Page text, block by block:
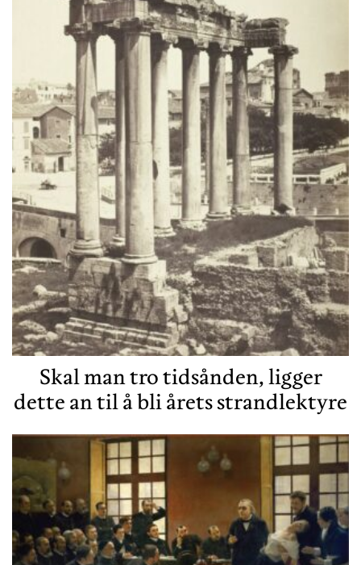
Skal man tro tidsånden, ligger
dette an til å bli årets strandlektyre